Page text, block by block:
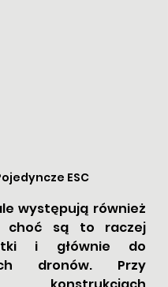
ESC
występują również
choć są to raczej
i głównie do
dronów. Przy